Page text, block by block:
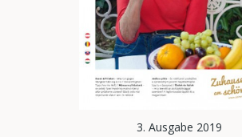
3. Ausgabe 2019